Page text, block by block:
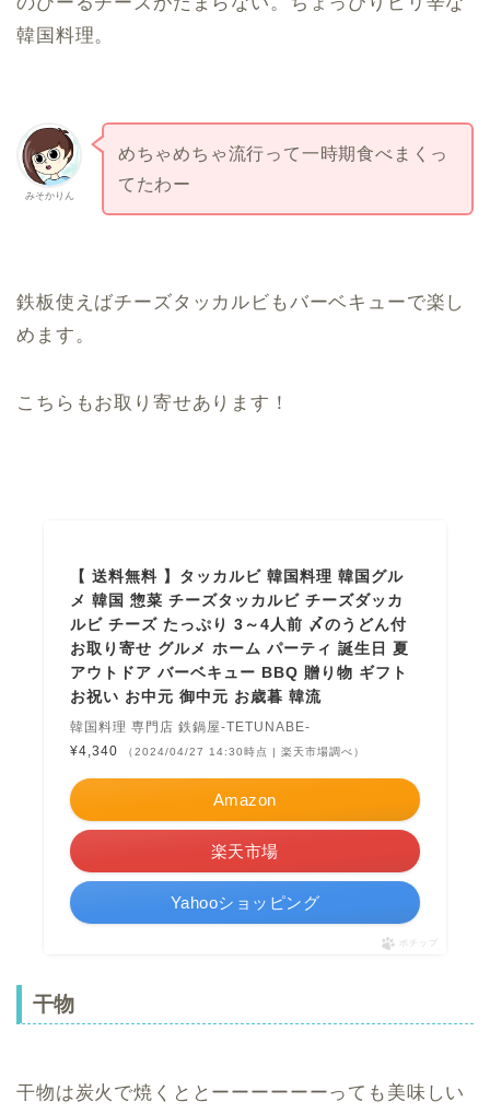
韓国料理。
みそかりん
めちゃめちゃ流行って一時期食べまくっ
てたわー
鉄板使えばチーズタッカルビもバーベキューで楽し
めます。
こちらもお取り寄せあります！
【 送料無料 】タッカルビ 韓国料理 韓国グル
メ 韓国 惣菜 チーズタッカルビ チーズダッカ
ルビ チーズ たっぷり 3～4人前 〆のうどん付
お取り寄せ グルメ ホーム パーティ 誕生日 夏
アウトドア バーベキュー BBQ 贈り物 ギフト
お祝い お中元 御中元 お歳暮 韓流
韓国料理 専門店 鉄鍋屋-TETUNABE-
¥4,340
（2024/04/27 14:30時点 | 楽天市場調べ）
Amazon
楽天市場
Yahooショッピング
ポチップ
干物
干物は炭火で焼くととーーーーーーっても美味しい